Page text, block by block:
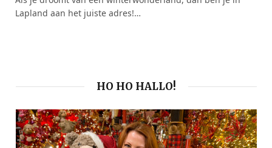
Lapland aan het juiste adres!…
HO HO HALLO!